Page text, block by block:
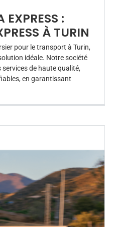
:
À TURIN
pour le transport à Turin,
idéale. Notre société
de haute qualité,
en garantissant